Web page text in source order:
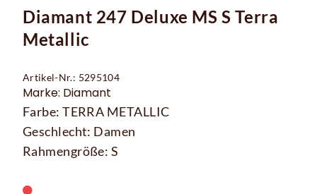
Diamant 247 Deluxe MS S Terra
Metallic
Artikel-Nr.: 5295104
Marke: Diamant
Farbe: TERRA METALLIC
Geschlecht: Damen
Rahmengröße: S